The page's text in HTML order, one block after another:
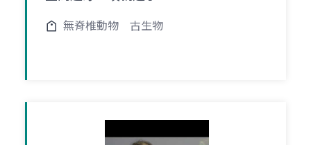
無脊椎動物 古生物